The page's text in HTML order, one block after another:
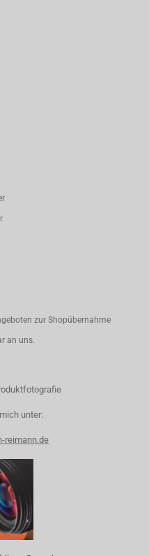
zur Shopübernahme
an uns.
unter:
reimann.de